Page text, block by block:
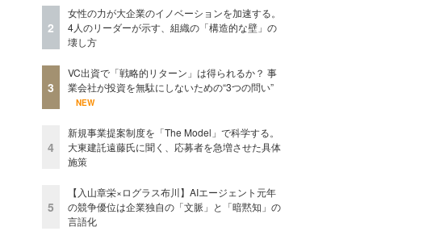
2
女性の力が大企業のイノベーションを加速する。
4人のリーダーが示す、組織の「構造的な壁」の
壊し方
3
VC出資で「戦略的リターン」は得られるか？ 事
業会社が投資を無駄にしないための“3つの問い”
NEW
4
新規事業提案制度を「The Model」で科学する。
大東建託遠藤氏に聞く、応募者を急増させた具体
施策
5
【入山章栄×ログラス布川】AIエージェント元年
の競争優位は企業独自の「文脈」と「暗黙知」の
言語化